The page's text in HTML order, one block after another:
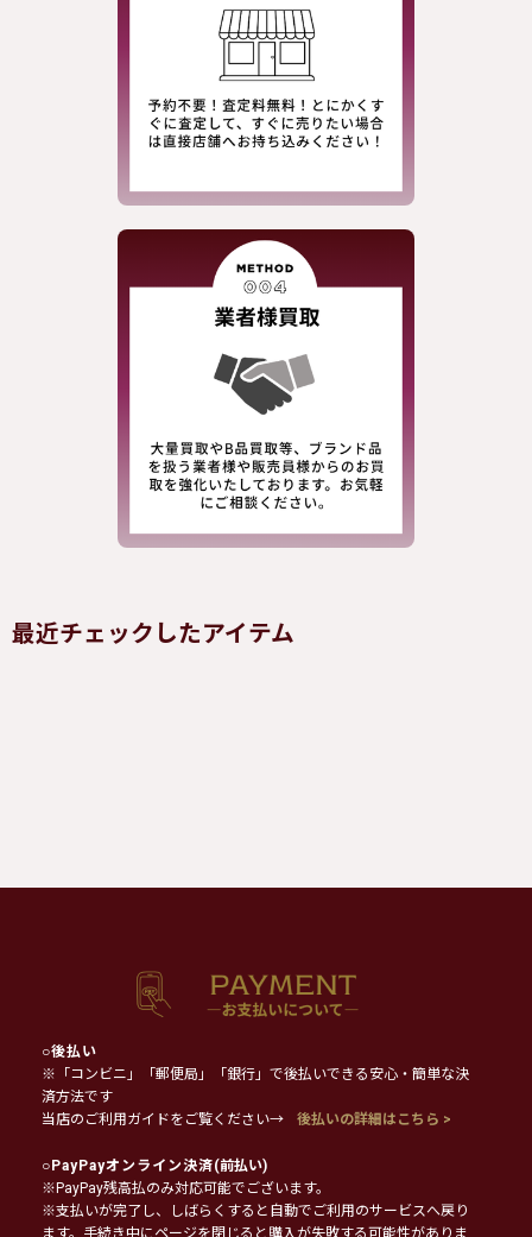
最近チェックしたアイテム
○後払い
※「コンビニ」「郵便局」「銀行」で後払いできる安心・簡単な決
済方法です
当店のご利用ガイドをご覧ください→
後払いの詳細はこちら >
○PayPayオンライン決済(前払い)
※PayPay残高払のみ対応可能でございます。
※支払いが完了し、しばらくすると自動でご利用のサービスへ戻り
ます。手続き中にページを閉じると購入が失敗する可能性がありま